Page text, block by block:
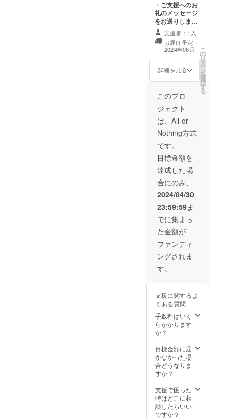
=============
======= ※支援
時に上乗せ支援
が可能です。 応
援の気持ちの上
乗せ大歓迎で
す。 ※リターン
は複数選択が可
能です。
・ご支援へのお
礼のメッセージ
をお送りしま
す。 ・プロジェ
クトの進行状況
をメールにてお
知らせします。
（2024年6月
以降、1回/月の
す。）
=============
=============
=============
======= ※支援
時に上乗せ支援
が可能です。 応
援の気持ちの上
乗せ大歓迎で
す。 ※リターン
は複数選択が可
能です。
支援者：1人
お届け予定：
2024年06月
詳細を見る
こ
の
リ
タ
ー
ン
を
選
択
す
る
このプロ
ジェクト
は、All-or-
Nothing方式
です。
目標金額を
達成した場
合にのみ、
2024/04/30
23:59:59ま
でに集まっ
た金額が
ファンディ
ングされま
す。
支援に関するよ
くある質問
手数料はいく
らかかります
か？
目標金額に届
かなかった場
合どうなりま
すか？
支援で困った
時はどこに相
談したらいい
ですか？